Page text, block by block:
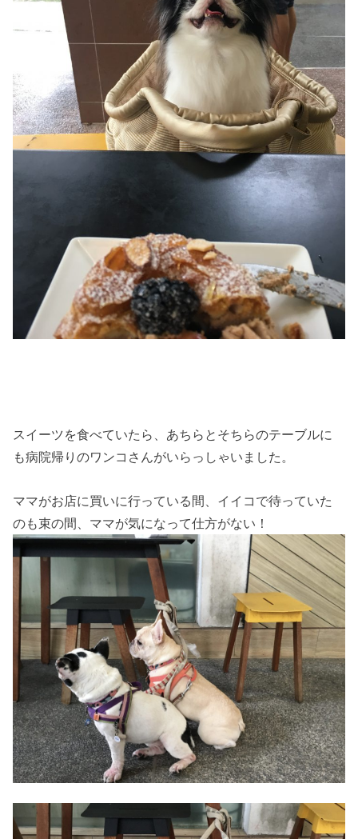
スイーツを食べていたら、あちらとそちらのテーブルに
も病院帰りのワンコさんがいらっしゃいました。
ママがお店に買いに行っている間、イイコで待っていた
のも束の間、ママが気になって仕方がない！